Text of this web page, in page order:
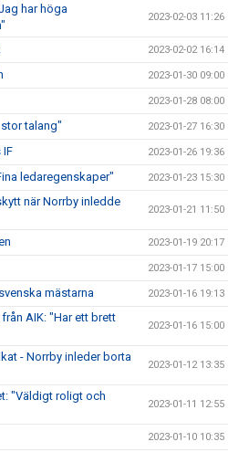
har höga
2023-02-03 11:26
2023-02-02 16:14
2023-01-30 09:00
2023-01-28 08:00
talang" 2023-01-27 16:30
IF 2023-01-26 19:36
ledaregenskaper" 2023-01-23 15:30
när Norrby inledde
2023-01-21 11:50
2023-01-19 20:17
2023-01-17 15:00
mästarna 2023-01-16 19:13
AIK: "Har ett brett
2023-01-16 15:00
- Norrby inleder borta
2023-01-12 13:35
"Väldigt roligt och
2023-01-11 12:55
2023-01-10 10:35